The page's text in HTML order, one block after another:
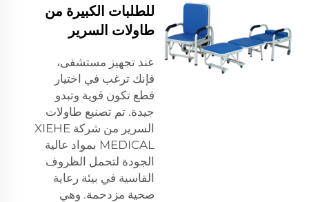
للطلبات الكبيرة من
طاولات السرير
عند تجهيز مستشفى،
فإنك ترغب في اختيار
قطع تكون قوية وتبدو
جيدة. تم تصنيع طاولات
السرير من شركة XIEHE
MEDICAL بمواد عالية
الجودة لتحمل الظروف
القاسية في بيئة رعاية
صحية مزدحمة. وهي